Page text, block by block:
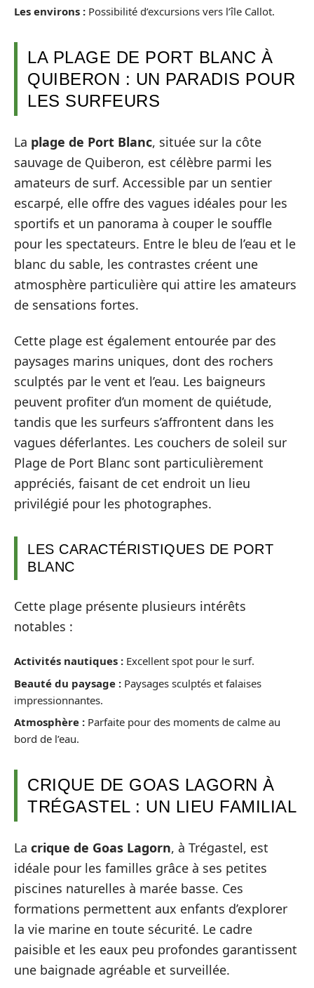
Les environs : Possibilité d’excursions vers l’île Callot.
LA PLAGE DE PORT BLANC À
QUIBERON : UN PARADIS POUR
LES SURFEURS
La plage de Port Blanc, située sur la côte
sauvage de Quiberon, est célèbre parmi les
amateurs de surf. Accessible par un sentier
escarpé, elle offre des vagues idéales pour les
sportifs et un panorama à couper le souffle
pour les spectateurs. Entre le bleu de l’eau et le
blanc du sable, les contrastes créent une
atmosphère particulière qui attire les amateurs
de sensations fortes.
Cette plage est également entourée par des
paysages marins uniques, dont des rochers
sculptés par le vent et l’eau. Les baigneurs
peuvent profiter d’un moment de quiétude,
tandis que les surfeurs s’affrontent dans les
vagues déferlantes. Les couchers de soleil sur
Plage de Port Blanc sont particulièrement
appréciés, faisant de cet endroit un lieu
privilégié pour les photographes.
LES CARACTÉRISTIQUES DE PORT
BLANC
Cette plage présente plusieurs intérêts
notables :
Activités nautiques : Excellent spot pour le surf.
Beauté du paysage : Paysages sculptés et falaises
impressionnantes.
Atmosphère : Parfaite pour des moments de calme au
bord de l’eau.
CRIQUE DE GOAS LAGORN À
TRÉGASTEL : UN LIEU FAMILIAL
La crique de Goas Lagorn, à Trégastel, est
idéale pour les familles grâce à ses petites
piscines naturelles à marée basse. Ces
formations permettent aux enfants d’explorer
la vie marine en toute sécurité. Le cadre
paisible et les eaux peu profondes garantissent
une baignade agréable et surveillée.